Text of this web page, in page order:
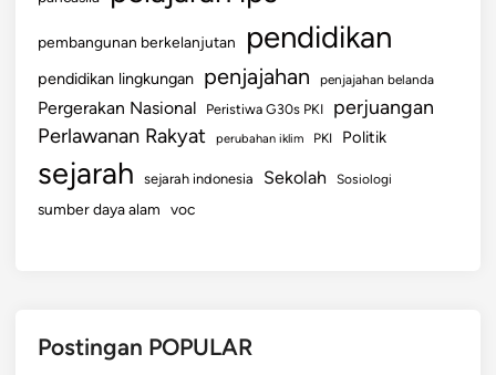
pembangunan berkelanjutan pendidikan
pendidikan lingkungan penjajahan penjajahan belanda
Pergerakan Nasional Peristiwa G30s PKI perjuangan
Perlawanan Rakyat perubahan iklim PKI Politik
sejarah sejarah indonesia Sekolah Sosiologi
sumber daya alam voc
Postingan POPULAR